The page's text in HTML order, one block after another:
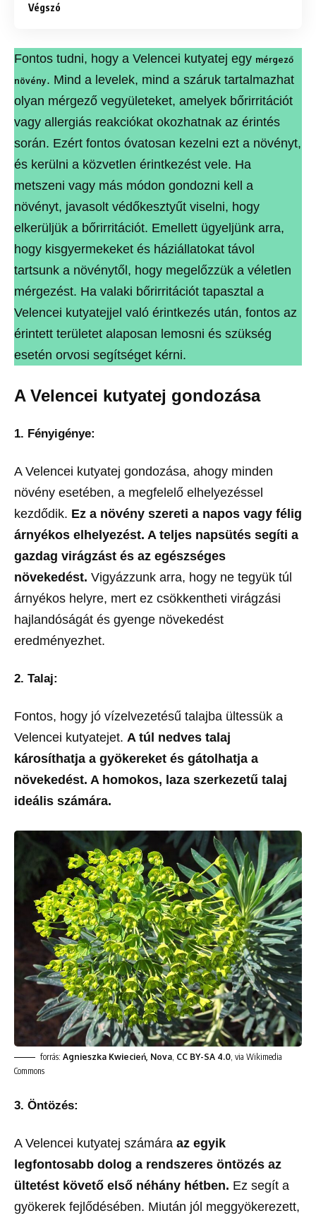
Végszó
Fontos tudni, hogy a Velencei kutyatej egy mérgező
növény. Mind a levelek, mind a száruk tartalmazhat
olyan mérgező vegyületeket, amelyek bőrirritációt
vagy allergiás reakciókat okozhatnak az érintés
során. Ezért fontos óvatosan kezelni ezt a növényt,
és kerülni a közvetlen érintkezést vele. Ha
metszeni vagy más módon gondozni kell a
növényt, javasolt védőkesztyűt viselni, hogy
elkerüljük a bőrirritációt. Emellett ügyeljünk arra,
hogy kisgyermekeket és háziállatokat távol
tartsunk a növénytől, hogy megelőzzük a véletlen
mérgezést. Ha valaki bőrirritációt tapasztal a
Velencei kutyatejjel való érintkezés után, fontos az
érintett területet alaposan lemosni és szükség
esetén orvosi segítséget kérni.
A Velencei kutyatej gondozása
1. Fényigénye:
A Velencei kutyatej gondozása, ahogy minden
növény esetében, a megfelelő elhelyezéssel
kezdődik. Ez a növény szereti a napos vagy félig
árnyékos elhelyezést. A teljes napsütés segíti a
gazdag virágzást és az egészséges
növekedést. Vigyázzunk arra, hogy ne tegyük túl
árnyékos helyre, mert ez csökkentheti virágzási
hajlandóságát és gyenge növekedést
eredményezhet.
2. Talaj:
Fontos, hogy jó vízelvezetésű talajba ültessük a
Velencei kutyatejet. A túl nedves talaj
károsíthatja a gyökereket és gátolhatja a
növekedést. A homokos, laza szerkezetű talaj
ideális számára.
forrás: Agnieszka Kwiecień, Nova, CC BY-SA 4.0, via Wikimedia
Commons
3. Öntözés:
A Velencei kutyatej számára az egyik
legfontosabb dolog a rendszeres öntözés az
ültetést követő első néhány hétben. Ez segít a
gyökerek fejlődésében. Miután jól meggyökerezett,